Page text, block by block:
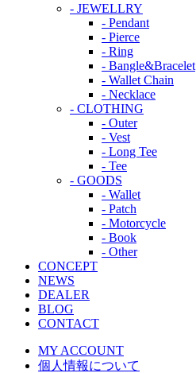
- JEWELLRY
- Pendant
- Pierce
- Ring
- Bangle&Bracelet
- Wallet Chain
- Necklace
- CLOTHING
- Outer
- Vest
- Long Tee
- Tee
- GOODS
- Wallet
- Patch
- Motorcycle
- Book
- Other
CONCEPT
NEWS
DEALER
BLOG
CONTACT
MY ACCOUNT
個人情報について